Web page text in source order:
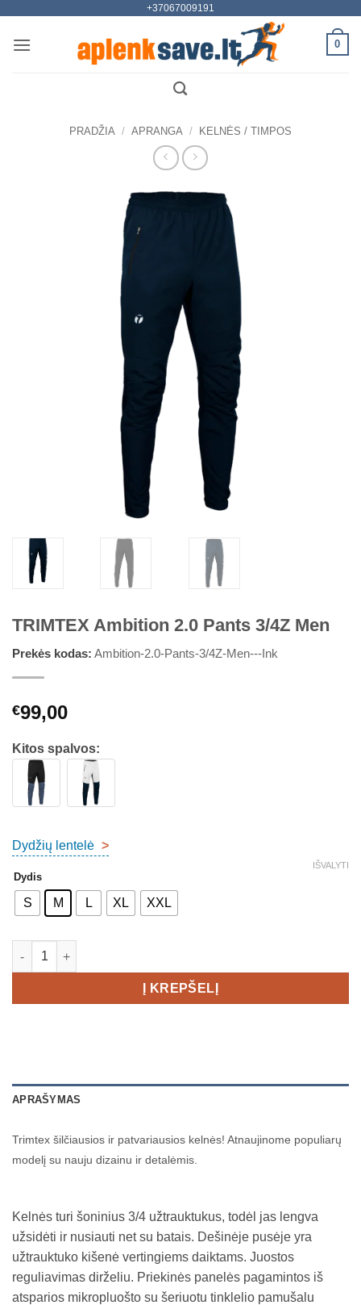
content
+37067009191
0
PRADŽIA / APRANGA / KELNĖS / TIMPOS
TRIMTEX Ambition 2.0 Pants 3/4Z Men
Prekės kodas: Ambition-2.0-Pants-3/4Z-Men---Ink
€99,00
Kitos spalvos:
Dydžių lentelė >
Dydis
S M L XL XXL
IŠVALYTI
produkto kiekis: TRIMTEX Ambition 2.0 Pants 3/4Z Men
Į KREPŠELĮ
APRAŠYMAS
Trimtex šilčiausios ir patvariausios kelnės! Atnaujinome populiarų
modelį su nauju dizainu ir detalėmis.
Kelnės turi šoninius 3/4 užtrauktukus, todėl jas lengva
užsidėti ir nusiauti net su batais. Dešinėje pusėje yra
užtrauktuko kišenė vertingiems daiktams. Juostos
reguliavimas dirželiu. Priekinės panelės pagamintos iš
atsparios mikropluošto su šeriuotu tinklelio pamušalu